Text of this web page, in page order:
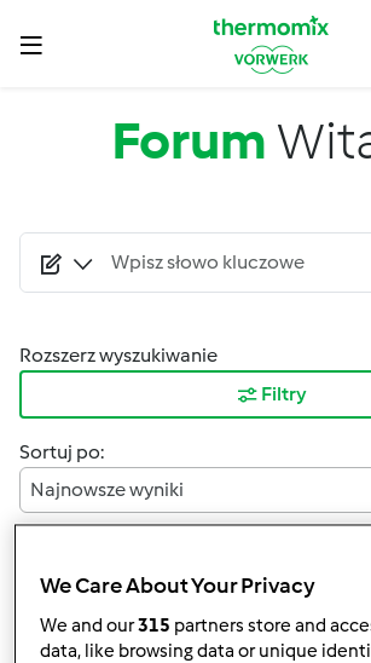
Forum
Rozszerz wyszukiwanie
Filtry
Sortuj po:
Najnowsze wyniki
10
We Care About Your Privacy
We and our315 partners store and
data, like browsing data or unique